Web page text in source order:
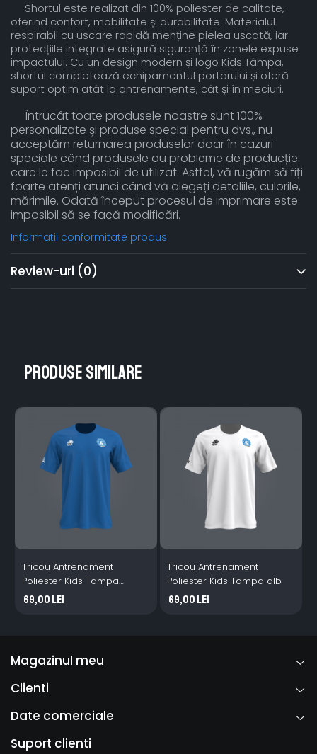
Shortul este realizat din 100% poliester de calitate,
oferind confort, mobilitate și durabilitate. Materialul
respirabil cu uscare rapidă menține pielea uscată, iar
protecțiile integrate asigură siguranță în zonele expuse
impactului. Cu un design modern și logo Kids Tâmpa,
shortul completează echipamentul portarului și oferă
suport optim atât la antrenamente, cât și în meciuri.
Întrucât toate produsele noastre sunt 100%
personalizate și produse special pentru dvs., nu
acceptăm returnarea produselor doar în cazuri
speciale când produsele au probleme de producție
care le fac imposibil de utilizat. Astfel, vă rugăm să fiți
foarte atenți atunci când vă alegeți detaliile, culorile,
mărimile. Odată început procesul de imprimare este
imposibil să se facă modificări.
Informatii conformitate produs
Review-uri (0)
Produse similare
Tricou Antrenament
Poliester Kids Tampa
albastru
69,00 Lei
Tricou Antrenament
Poliester Kids Tampa alb
69,00 Lei
Magazinul meu
Clienti
Date comerciale
Suport clienti